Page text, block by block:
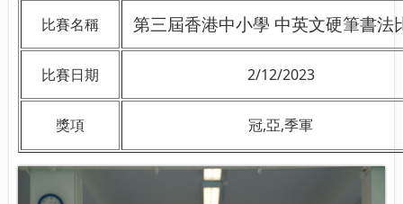
比賽名稱 第三屆香港中小學 中英文硬筆書法
比賽日期 2/12/2023
獎項 冠,亞,季軍